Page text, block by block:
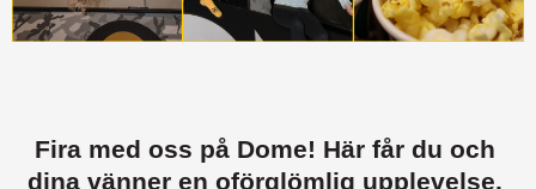
Fira med oss på Dome! Här får du och
dina vänner en oförglömlig upplevelse.